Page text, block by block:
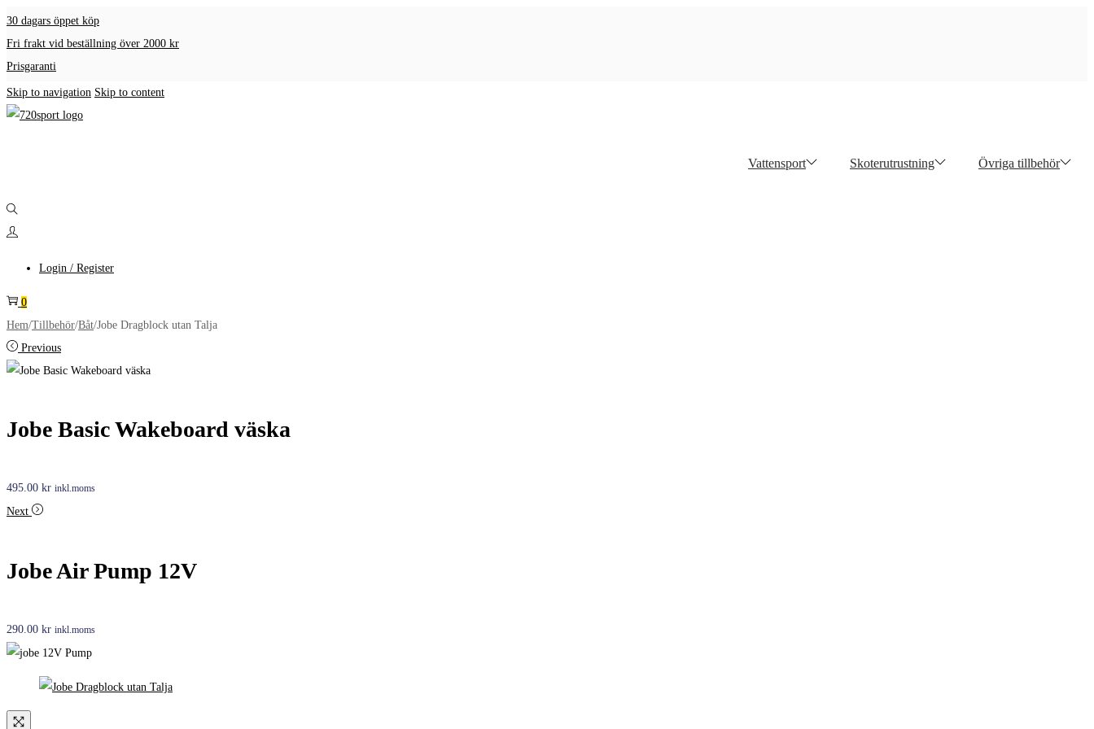
30 dagars öppet köp
Fri frakt vid beställning över 2000 kr
Prisgaranti
Skip to navigation Skip to content
Vattensport Skoterutrustning Övriga tillbehör
Login / Register
0
Hem/Tillbehör/Båt/Jobe Dragblock utan Talja
Previous
Jobe Basic Wakeboard väska
495.00 kr inkl.moms
Next
Jobe Air Pump 12V
290.00 kr inkl.moms